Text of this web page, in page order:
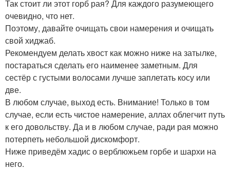
Так стоит ли этот горб рая? Для каждого разумеющего
очевидно, что нет.
Поэтому, давайте очищать свои намерения и очищать
свой хиджаб.
Рекомендуем делать хвост как можно ниже на затылке,
постараться сделать его наименее заметным. Для
сестёр с густыми волосами лучше заплетать косу или
две.
В любом случае, выход есть. Внимание! Только в том
случае, если есть чистое намерение, аллах облегчит путь
к его довольству. Да и в любом случае, ради рая можно
потерпеть небольшой дискомфорт.
Ниже приведём хадис о верблюжьем горбе и шархи на
него.